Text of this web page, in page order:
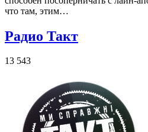
что там, этим…
Радио Такт
13 543